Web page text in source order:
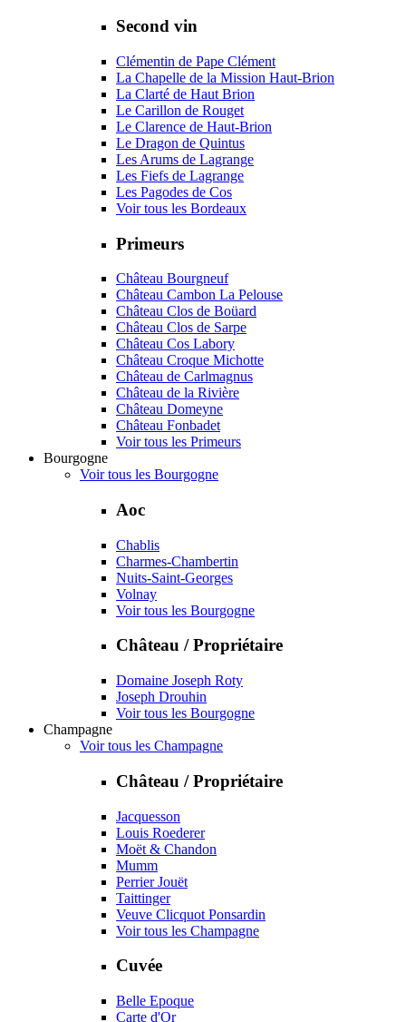
Second vin
Clémentin de Pape Clément
La Chapelle de la Mission Haut-Brion
La Clarté de Haut Brion
Le Carillon de Rouget
Le Clarence de Haut-Brion
Le Dragon de Quintus
Les Arums de Lagrange
Les Fiefs de Lagrange
Les Pagodes de Cos
Voir tous les Bordeaux
Primeurs
Château Bourgneuf
Château Cambon La Pelouse
Château Clos de Boüard
Château Clos de Sarpe
Château Cos Labory
Château Croque Michotte
Château de Carlmagnus
Château de la Rivière
Château Domeyne
Château Fonbadet
Voir tous les Primeurs
Bourgogne
Voir tous les Bourgogne
Aoc
Chablis
Charmes-Chambertin
Nuits-Saint-Georges
Volnay
Voir tous les Bourgogne
Château / Propriétaire
Domaine Joseph Roty
Joseph Drouhin
Voir tous les Bourgogne
Champagne
Voir tous les Champagne
Château / Propriétaire
Jacquesson
Louis Roederer
Moët & Chandon
Mumm
Perrier Jouët
Taittinger
Veuve Clicquot Ponsardin
Voir tous les Champagne
Cuvée
Belle Epoque
Carte d'Or